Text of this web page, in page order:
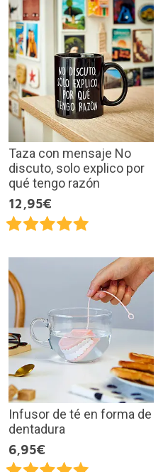
Taza con mensaje No
discuto, solo explico por
qué tengo razón
12,95€
Infusor de té en forma de
dentadura
6,95€